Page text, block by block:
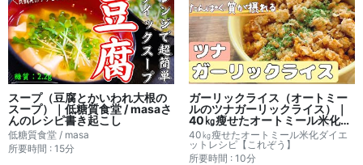
スープ（豆腐とかいわれ大根の
スープ）｜低糖質食堂 / masaさ
んのレシピ書き起こし
低糖質食堂 / masa
所要時間 : 15分
ガーリックライス（オートミー
ルのツナガーリックライス）｜
40㎏瘦せたオートミール米化ダ
イエットレシピ【これぞう】さ
んのレシピ書き起こし
40㎏瘦せたオートミール米化ダイエ
ットレシピ【これぞう】
所要時間 : 10分